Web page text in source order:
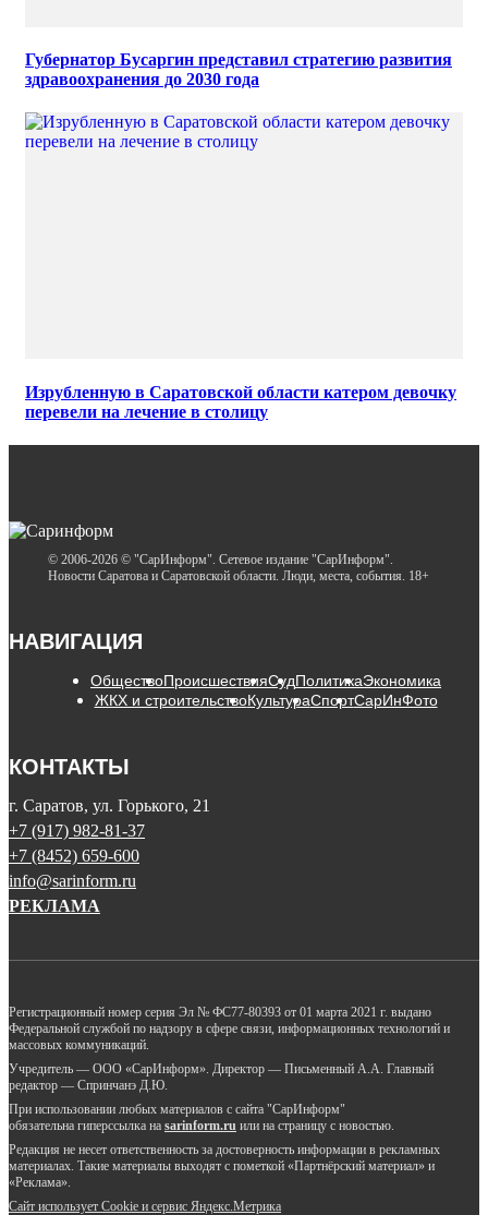
Губернатор Бусаргин представил стратегию развития
здравоохранения до 2030 года
Изрубленную в Саратовской области катером девочку
перевели на лечение в столицу
© 2006-2026 © "СарИнформ". Сетевое издание "СарИнформ".
Новости Саратова и Саратовской области. Люди, места, события. 18+
НАВИГАЦИЯ
ОбществоПроисшествияСудПолитикаЭкономика
ЖКХ и строительствоКультураСпортСарИнФото
КОНТАКТЫ
г. Саратов, ул. Горького, 21
+7 (917) 982-81-37
+7 (8452) 659-600
info@sarinform.ru
РЕКЛАМА
Регистрационный номер серия Эл № ФС77-80393 от 01 марта 2021 г. выдано
Федеральной службой по надзору в сфере связи, информационных технологий и
массовых коммуникаций.
Учредитель — ООО «СарИнформ». Директор — Письменный А.А. Главный
редактор — Спринчанэ Д.Ю.
При использовании любых материалов с сайта "СарИнформ"
обязательна гиперссылка на sarinform.ru или на страницу с новостью.
Редакция не несет ответственность за достоверность информации в рекламных
материалах. Такие материалы выходят с пометкой «Партнёрский материал» и
«Реклама».
Сайт использует Cookie и сервиc Яндекс.Метрика